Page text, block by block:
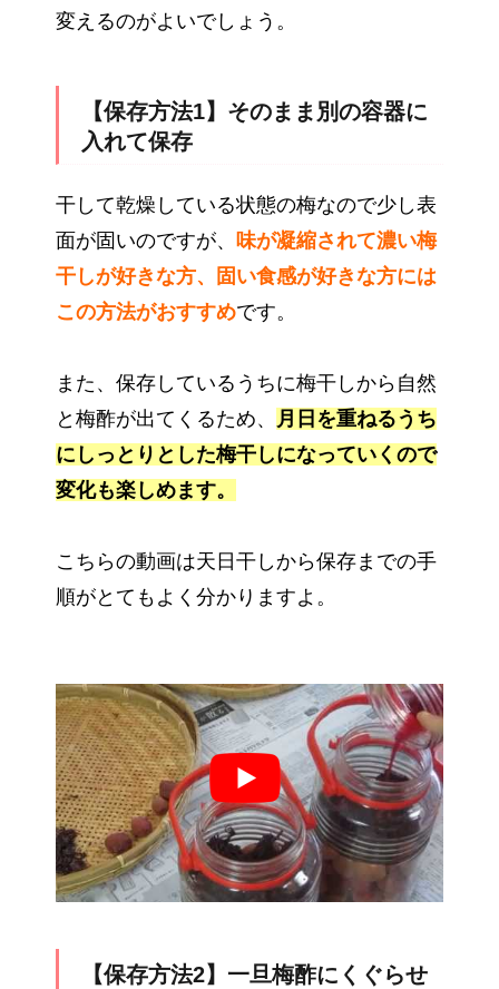
変えるのがよいでしょう。
【保存方法1】そのまま別の容器に
入れて保存
干して乾燥している状態の梅なので少し表
面が固いのですが、 味が凝縮されて濃い梅
干しが好きな方、固い食感が好きな方には
この方法がおすすめです。
また、保存しているうちに梅干しから自然
と梅酢が出てくるため、 月日を重ねるうち
にしっとりとした梅干しになっていくので
変化も楽しめます。
こちらの動画は天日干しから保存までの手
順がとてもよく分かりますよ。
【保存方法2】一旦梅酢にくぐらせ